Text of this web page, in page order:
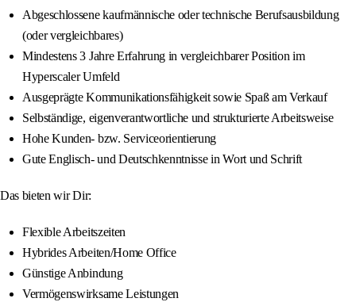
Abgeschlossene kaufmännische oder technische Berufsausbildung
(oder vergleichbares)
Mindestens 3 Jahre Erfahrung in vergleichbarer Position im
Hyperscaler Umfeld
Ausgeprägte Kommunikationsfähigkeit sowie Spaß am Verkauf
Selbständige, eigenverantwortliche und strukturierte Arbeitsweise
Hohe Kunden- bzw. Serviceorientierung
Gute Englisch- und Deutschkenntnisse in Wort und Schrift
Das bieten wir Dir:
Flexible Arbeitszeiten
Hybrides Arbeiten/Home Office
Günstige Anbindung
Vermögenswirksame Leistungen